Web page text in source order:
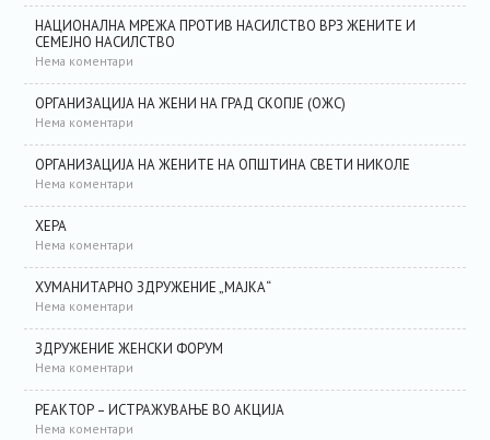
НАЦИОНАЛНА МРЕЖА ПРОТИВ НАСИЛСТВО ВРЗ ЖЕНИТЕ И
СЕМЕЈНО НАСИЛСТВО
Нема коментари
ОРГАНИЗАЦИЈА НА ЖЕНИ НА ГРАД СКОПЈЕ (ОЖС)
Нема коментари
ОРГАНИЗАЦИЈА НА ЖЕНИТЕ НА ОПШТИНА СВЕТИ НИКОЛЕ
Нема коментари
ХЕРА
Нема коментари
ХУМАНИТАРНО ЗДРУЖЕНИЕ „МАЈКА“
Нема коментари
ЗДРУЖЕНИЕ ЖЕНСКИ ФОРУМ
Нема коментари
РЕАКТОР – ИСТРАЖУВАЊЕ ВО АКЦИЈА
Нема коментари